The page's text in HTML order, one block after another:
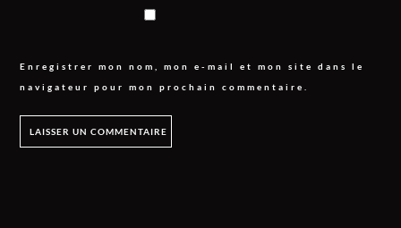
Enregistrer mon nom, mon e-mail et mon site dans le
navigateur pour mon prochain commentaire.